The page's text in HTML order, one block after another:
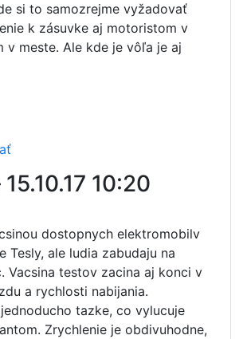
si to samozrejme vyžadovať
k zásuvke aj motoristom v
v meste. Ale kde je vôľa je aj
15.10.17 10:20
dostopnych elektromobilv
Tesly, ale ludia zabudaju na
Vacsina testov zacina aj konci v
a rychlosti nabijania.
tazke, co vylucuje
Zrychlenie je obdivuhodne,